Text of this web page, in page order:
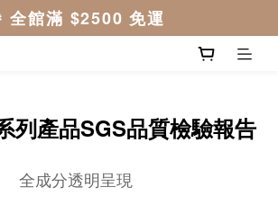
列產品SGS品質檢驗報告
全成分透明呈現